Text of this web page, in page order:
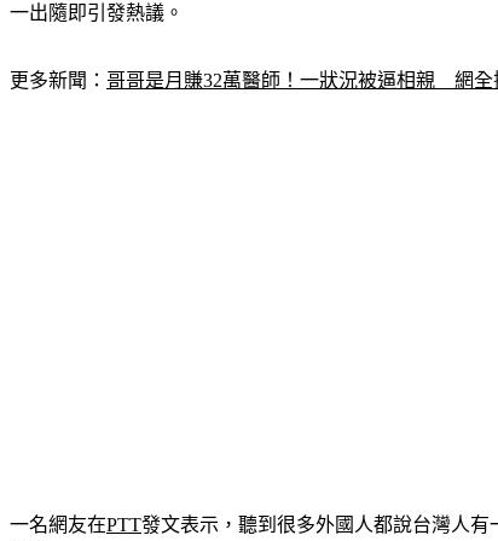
一出隨即引發熱議。
更多新聞： 哥哥是月賺32萬醫師！一狀況被逼相親　網
一名網友在PTT發文表示，聽到很多外國人都說台灣人